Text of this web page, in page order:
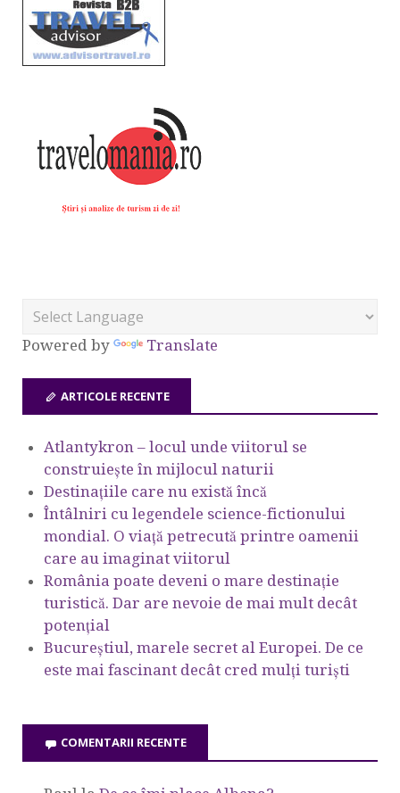
Powered by Translate
ARTICOLE RECENTE
Atlantykron – locul unde viitorul se
construiește în mijlocul naturii
Destinațiile care nu există încă
Întâlniri cu legendele science-fictionului
mondial. O viață petrecută printre oamenii
care au imaginat viitorul
România poate deveni o mare destinație
turistică. Dar are nevoie de mai mult decât
potențial
Bucureștiul, marele secret al Europei. De ce
este mai fascinant decât cred mulți turiști
COMENTARII RECENTE